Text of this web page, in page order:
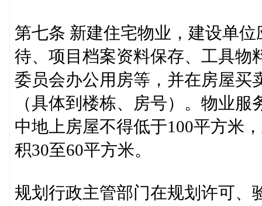
第七条 新建住宅物业，建设单
待、项目档案资料保存、工具物
委员会办公用房等，并在房屋买
（具体到楼栋、房号）。物业
中地上房屋不得低于100平方米
积30至60平方米。
规划行政主管部门在规划许可、